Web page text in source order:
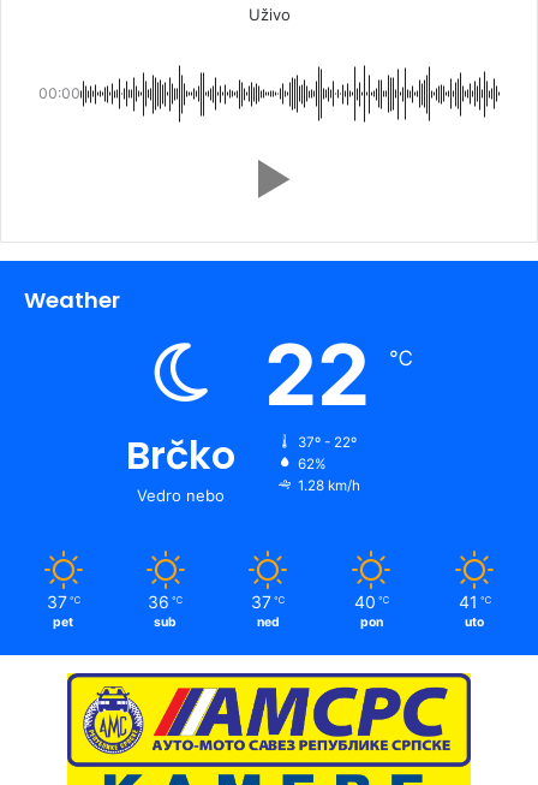
Uživo
00:00
Weather
Brčko
Vedro nebo
22 ℃
37º - 22º
62%
1.28 km/h
37 ℃
pet
36 ℃
sub
37 ℃
ned
40 ℃
pon
41 ℃
uto